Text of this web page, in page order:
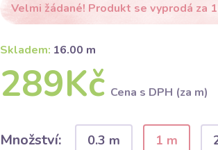
Velmi žádané! Produkt se vyprodá za
Skladem: 16.00 m
289Kč Cena s DPH (za m)
Množství: 0.3 m 1 m